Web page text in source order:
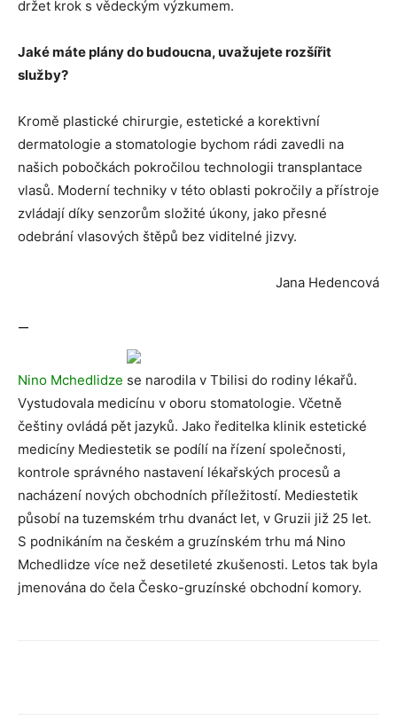
držet krok s vědeckým výzkumem.
Jaké máte plány do budoucna, uvažujete rozšířit
služby?
Kromě plastické chirurgie, estetické a korektivní
dermatologie a stomatologie bychom rádi zavedli na
našich pobočkách pokročilou technologii transplantace
vlasů. Moderní techniky v této oblasti pokročily a přístroje
zvládají díky senzorům složité úkony, jako přesné
odebrání vlasových štěpů bez viditelné jizvy.
Jana Hedencová
—
Nino Mchedlidze se narodila v Tbilisi do rodiny lékařů.
Vystudovala medicínu v oboru stomatologie. Včetně
češtiny ovládá pět jazyků. Jako ředitelka klinik estetické
medicíny Mediestetik se podílí na řízení společnosti,
kontrole správného nastavení lékařských procesů a
nacházení nových obchodních příležitostí. Mediestetik
působí na tuzemském trhu dvanáct let, v Gruzii již 25 let.
S podnikáním na českém a gruzínském trhu má Nino
Mchedlidze více než desetileté zkušenosti. Letos tak byla
jmenována do čela Česko-gruzínské obchodní komory.